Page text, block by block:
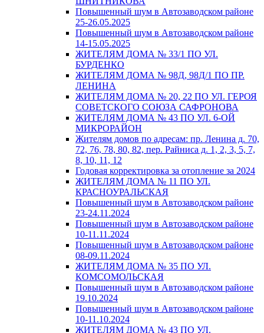
Повышенный шум в Автозаводском районе
25-26.05.2025
Повышенный шум в Автозаводском районе
14-15.05.2025
ЖИТЕЛЯМ ДОМА № 33/1 ПО УЛ.
БУРДЕНКО
ЖИТЕЛЯМ ДОМА № 98Д, 98Д/1 ПО ПР.
ЛЕНИНА
ЖИТЕЛЯМ ДОМА № 20, 22 ПО УЛ. ГЕРОЯ
СОВЕТСКОГО СОЮЗА САФРОНОВА
ЖИТЕЛЯМ ДОМА № 43 ПО УЛ. 6-ОЙ
МИКРОРАЙОН
Жителям домов по адресам: пр. Ленина д. 70,
72, 76, 78, 80, 82, пер. Райниса д. 1, 2, 3, 5, 7,
8, 10, 11, 12
Годовая корректировка за отопление за 2024
ЖИТЕЛЯМ ДОМА № 11 ПО УЛ.
КРАСНОУРАЛЬСКАЯ
Повышенный шум в Автозаводском районе
23-24.11.2024
Повышенный шум в Автозаводском районе
10-11.11.2024
Повышенный шум в Автозаводском районе
08-09.11.2024
ЖИТЕЛЯМ ДОМА № 35 ПО УЛ.
КОМСОМОЛЬСКАЯ
Повышенный шум в Автозаводском районе
19.10.2024
Повышенный шум в Автозаводском районе
10-11.10.2024
ЖИТЕЛЯМ ДОМА № 43 ПО УЛ.